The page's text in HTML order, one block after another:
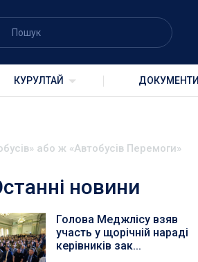
КУРУЛТАЙ ДОКУМЕНТИ
або ж «Автобусів Перемоги»
новини
Голова Меджлісу взяв
участь у щорічній нараді
керівників зак...